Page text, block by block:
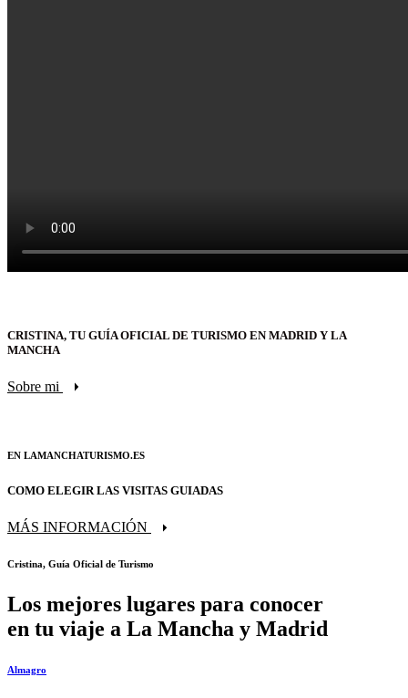
CRISTINA, TU GUÍA OFICIAL DE TURISMO EN MADRID Y LA
MANCHA
Sobre mi
EN LAMANCHATURISMO.ES
COMO ELEGIR LAS VISITAS GUIADAS
MÁS INFORMACIÓN
Cristina, Guía Oficial de Turismo
Los mejores lugares para conocer
en tu viaje a La Mancha y Madrid
Almagro